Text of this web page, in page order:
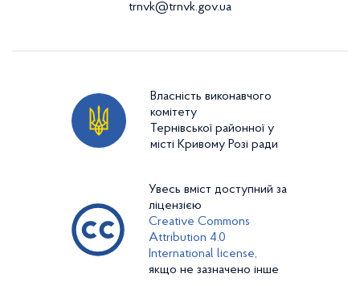
trnvk@trnvk.gov.ua
Власність виконавчого
комітету
Тернівської районної у
місті Кривому Розі ради
Увесь вміст доступний за
ліцензією
Creative Commons
Attribution 4.0
International license,
якщо не зазначено інше